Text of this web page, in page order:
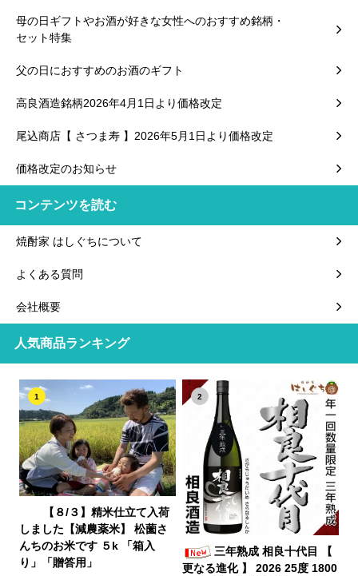
母の日ギフトやお酒が好きな女性へのおすすめ銘柄・
セット特集
父の日におすすめのお酒のギフト
高良酒造銘柄2026年4月1日より価格改定
尾込商店【 さつま寿 】2026年5月1日より価格改定
価格改定のお知らせ
コンテンツを読む
焼酎家 はしぐちについて
よくある質問
会社概要
人気商品ランキング
1
【８/３】精米仕立て入荷
しました【減農薬米】 松薗さ
んちのお米です ５k 「箱入
り」「贈答用」
2
三年熟成 相良十代目 【
更なる進化 】 2026 25度 1800